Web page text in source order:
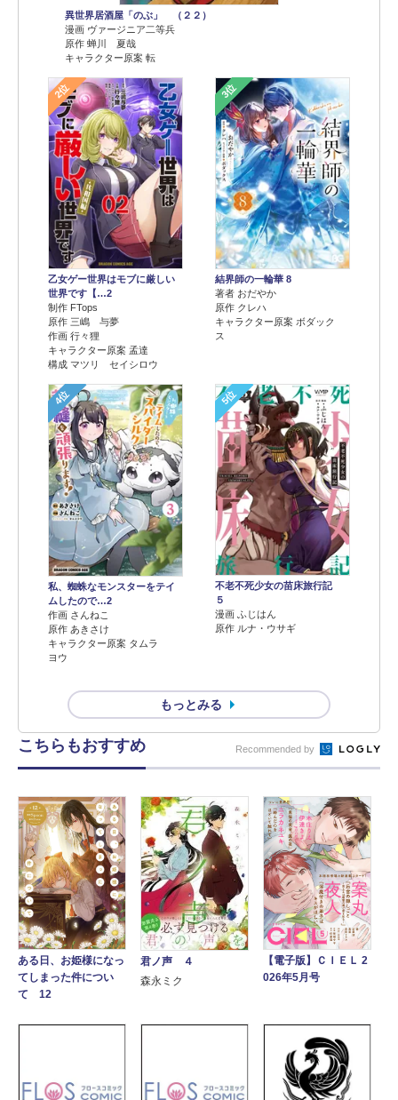
異世界居酒屋「のぶ」 （２２）
漫画 ヴァージニア二等兵
原作 蝉川 夏哉
キャラクター原案 転
2位
乙女ゲー世界はモブに厳しい
世界です【…2
制作 FTops
原作 三嶋 与夢
作画 行々狸
キャラクター原案 孟達
構成 マツリ セイシロウ
3位
結界師の一輪華 8
著者 おだやか
原作 クレハ
キャラクター原案 ボダック
ス
4位
私、蜘蛛なモンスターをテイ
ムしたので…2
作画 さんねこ
原作 あきさけ
キャラクター原案 タムラ
ヨウ
5位
不老不死少女の苗床旅行記
５
漫画 ふじはん
原作 ルナ・ウサギ
もっとみる
こちらもおすすめ Recommended by
ある日、お姫様になっ
てしまった件につい
て 12
君ノ声 ４
森永ミク
【電子版】ＣＩＥＬ 2
026年5月号